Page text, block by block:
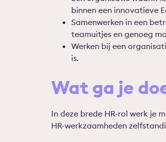
binnen een innovatieve
Samenwerken in een
teamuitjes en genoeg
Werken bij een
is.
Wat ga je
In deze brede HR-rol werk je
HR-werkzaamheden